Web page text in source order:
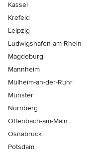
Kassel
Krefeld
Leipzig
Ludwigshafen-am-Rhein
Magdeburg
Mannheim
Mülheim-an-der-Ruhr
Münster
Nürnberg
Offenbach-am-Main
Osnabrück
Potsdam